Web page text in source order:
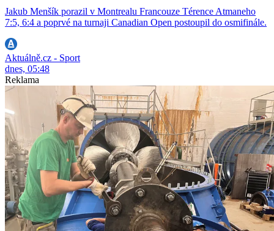
Jakub Menšík porazil v Montrealu Francouze Térence Atmaneho
7:5, 6:4 a poprvé na turnaji Canadian Open postoupil do osmifinále.
Aktuálně.cz - Sport
dnes, 05:48
Reklama